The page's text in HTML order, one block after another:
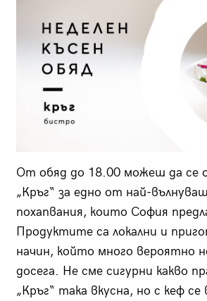
От обяд до 18.00 можеш да се
„Кръг“ за едно от най-
похапвания, които София
Продуктите са локални и
начин, който много вероятно
досега. Не сме сигурни какво
„Кръг“ така вкусна, но с кеф